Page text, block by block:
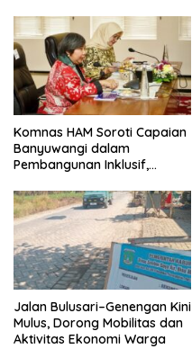
Komnas HAM Soroti Capaian
Banyuwangi dalam
Pembangunan Inklusif,
Nasional
Jalan Bulusari–Genengan Kini
Mulus, Dorong Mobilitas dan
Aktivitas Ekonomi Warga